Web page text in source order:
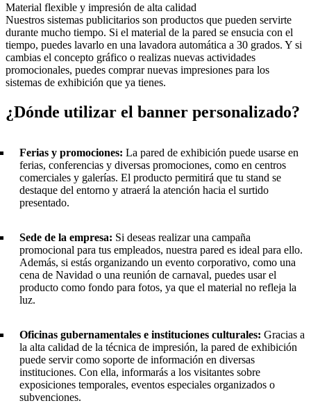
Material flexible y impresión de alta calidad
Nuestros sistemas publicitarios son productos que pueden servirte
durante mucho tiempo. Si el material de la pared se ensucia con el
tiempo, puedes lavarlo en una lavadora automática a 30 grados. Y si
cambias el concepto gráfico o realizas nuevas actividades
promocionales, puedes comprar nuevas impresiones para los
sistemas de exhibición que ya tienes.
¿Dónde utilizar el banner personalizado?
Ferias y promociones: La pared de exhibición puede usarse en
ferias, conferencias y diversas promociones, como en centros
comerciales y galerías. El producto permitirá que tu stand se
destaque del entorno y atraerá la atención hacia el surtido
presentado.
Sede de la empresa: Si deseas realizar una campaña
promocional para tus empleados, nuestra pared es ideal para ello.
Además, si estás organizando un evento corporativo, como una
cena de Navidad o una reunión de carnaval, puedes usar el
producto como fondo para fotos, ya que el material no refleja la
luz.
Oficinas gubernamentales e instituciones culturales: Gracias a
la alta calidad de la técnica de impresión, la pared de exhibición
puede servir como soporte de información en diversas
instituciones. Con ella, informarás a los visitantes sobre
exposiciones temporales, eventos especiales organizados o
subvenciones.